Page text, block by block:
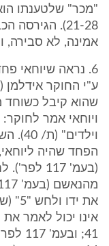
21-28).
אמינה, לא סבירה,
6. נראה שיוחאי
שהוא קיבל כשוחד
ויוחאי אמר
הפחד שהיה
(בעמ'
את
אינו יכול לאמר